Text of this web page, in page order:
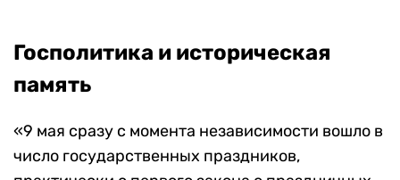
Госполитика и историческая
память
«9 мая сразу с момента независимости вошло в
число государственных праздников,